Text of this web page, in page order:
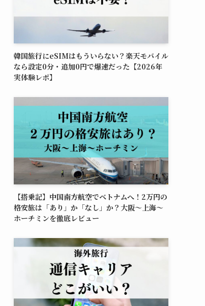
韓国旅行にeSIMはもういらない？楽天モバイル
なら設定0分・追加0円で爆速だった【2026年
実体験レポ】
【搭乗記】中国南方航空でベトナムへ！2万円の
格安旅は「あり」か「なし」か？大阪〜上海〜
ホーチミンを徹底レビュー